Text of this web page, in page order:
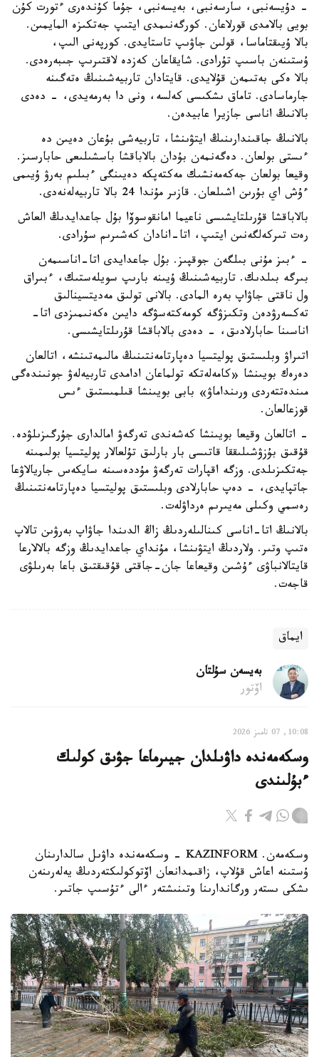
- دۇيسەنبى، سارسەنبى، بەيسەنبى، جۇما كۇندەرى ءتورت كۇن
بويى بالامدى قورلاعان. كورگەنىمدى ايتىپ جەتكىزە المايمىن.
بالا ۇيىقتاماسا، قولىن جاۋىپ تاستايدى. كورپەنى الىپ،
ۇستىنەن باسىپ تۇرادى. شايقاعان كەزدە لاقتىرىپ جىبەرەدى.
بالا ەكى بەتىمەن قۇلايدى. قايتادان تاربيەشىنىڭ ەتەگىنە
جارماسادى. تاماق ىشكىسى كەلسە، ونى دا بەرمەيدى، - دەدى
بالانىڭ اناسى جازيرا عابيدەن.
بالانىڭ جاقىندارىنىڭ ايتۋىنشا، تاربيەشى بۇعان دەيىن دە
ءىستى بولعان. دەگەنمەن بۇدان بالاباقشا باسشىلىعى حابارسىز.
وقيعا بولعان جەكەمەنشىك مەكتەپكە دەيىنگى ءبىلىم بەرۋ ۇيىمى
ءۇش اي بۇرىن اشىلعان. قازىر مۇندا 24 بالا تاربيەلەنەدى.
بالاباقشا قۇرىلتايشىسى ناعيما امانقوسوۆا بۇل جاعدايدىڭ العاش
رەت تىركەلگەنىن ايتىپ، اتا-انادان كەشىرىم سۇرادى.
- ءبىز مۇنى بىلگەن جوقپىز. بۇل جاعدايدى اتا-اناسىمەن
بىرگە بىلدىك. تاربيەشىنىڭ ۇيىنە بارىپ سويلەستىك، ءبىراق
ول ناقتى جاۋاپ بەرە المادى. بالانى تولىق مەديتسينالىق
تەكسەرۋدەن وتكىزۋگە كومەكتەسۋگە دايىن ەكەنىمىزدى اتا-
اناسىنا حابارلادىق، - دەدى بالاباقشا قۇرىلتايشىسى.
اتىراۋ وبلىستىق پوليتسيا دەپارتامەنتىنىڭ مالىمەتىنشە، اتالعان
دەرەك بويىنشا «كامەلەتكە تولماعان ادامدى تاربيەلەۋ جونىندەگى
مىندەتتەردى ورىنداماۋ» بابى بويىنشا قىلمىستىق ءىس
قوزعالعان.
- اتالعان وقيعا بويىنشا كەشەندى تەرگەۋ امالدارى جۇرگىزىلۋدە.
قۇقىق بۇزۋشىلىققا قاتىسى بار بارلىق تۇلعالار پوليتسيا بولىمىنە
جەتكىزىلدى. وزگە اقپارات تەرگەۋ مۇددەسىنە سايكەس جاريالاۋعا
جاتپايدى، - دەپ حابارلادى وبلىستىق پوليتسيا دەپارتامەنتىنىڭ
رەسمي وكىلى مەيىرىم ەرداۋلەت.
بالانىڭ اتا-اناسى كىنالىلەردىڭ زاڭ الدىندا جاۋاپ بەرۋىن تالاپ
ەتىپ وتىر. ولاردىڭ ايتۋىنشا، مۇنداي جاعدايدىڭ وزگە بالالارعا
قايتالانباۋى ءۇشىن وقيعاعا جان-جاقتى قۇقىقتىق باعا بەرىلۋى
قاجەت.
ايماق
بەيسەن سۇلتان
اۆتور
10:08, 07 تامىز 2026
وسكەمەندە داۋىلدان جيىرماعا جۋىق كولىك
ءبۇلىندى
وسكەمەن. KAZINFORM - وسكەمەندە داۋىل سالدارىنان
ۇستىنە اعاش قۇلاپ، زاقىمدانعان اۆتوكولىكتەردىڭ يەلەرىنەن
ىشكى ىستەر ورگاندارىنا وتىنىشتەر ءالى ءتۇسىپ جاتىر.